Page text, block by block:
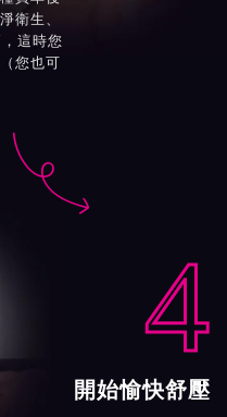
衛生、
這時您
您也可

4
開始愉快舒壓